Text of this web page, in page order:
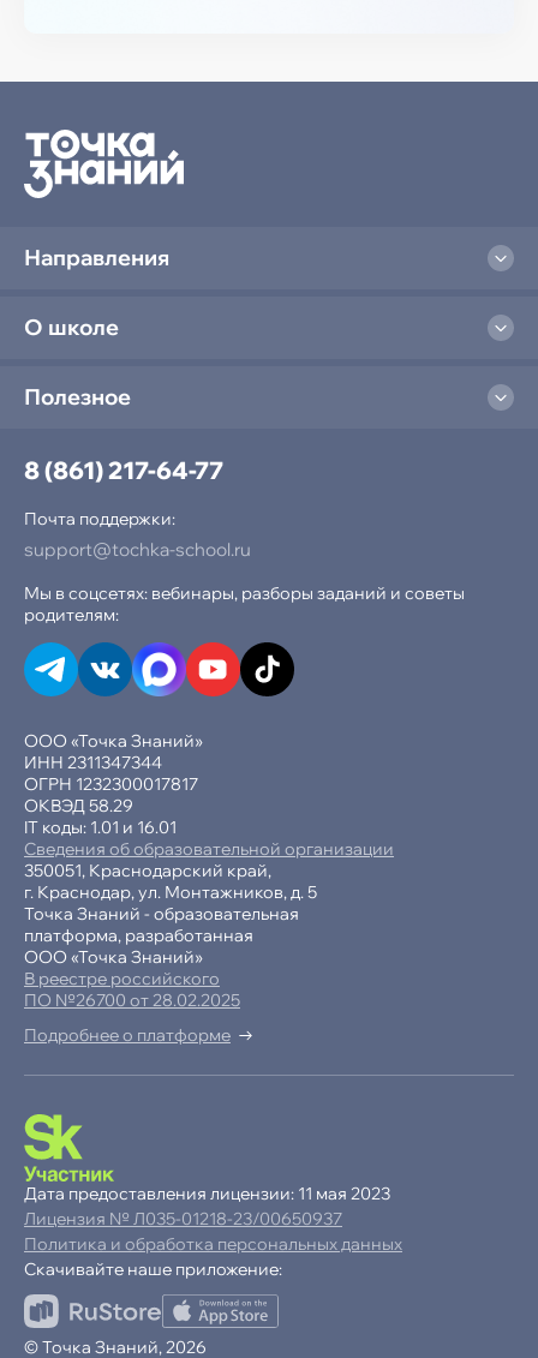
−10% при оплате в рассрочку
Продолжая пользоваться сайтом,
ООО «Точка Знаний»
ИНН 2311347344
ОГРН 1232300017817
ОКВЭД 58.29
IT коды: 1.01 и 16.01
Сведения об образовательной организации
350051, Краснодарский край,
г. Краснодар, ул. Монтажников, д. 5
Точка Знаний - образовательная
платформа, разработанная
ООО «Точка Знаний»
В реестре российского
ПО №26700 от 28.02.2025
Подробнее о платформе
Направления
О школе
Полезное
8 (861) 217-64-77
Почта поддержки:
support@tochka-school.ru
Мы в соцсетях: вебинары, разборы заданий и советы
родителям:
© Точка Знаний, 2026
Политика и обработка персональных данных
Дата предоставления лицензии: 11 мая 2023
Лицензия № Л035-01218-23/00650937
Скачивайте наше приложение: